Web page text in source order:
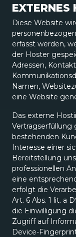
EXTERNES
Diese Website
erfasst werden,
der Hoster
Adressen,
Namen,
eine Website
Das externe
Vertragserfüllung
bestehenden
Interesse einer
Bereitstellung
professionellen
eine
erfolgt die
Art. 6 Abs. 1 lit. a
die Einwilligung
Zugriff auf
Device-